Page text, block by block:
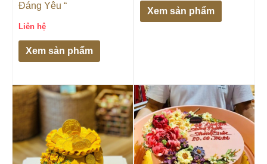
Đáng Yêu “
Liên hệ
Xem sản phẩm
Xem sản phẩm